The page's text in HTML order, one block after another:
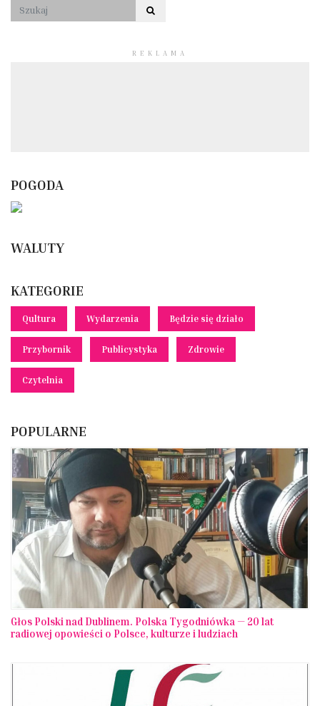
REKLAMA
POGODA
WALUTY
KATEGORIE
Qultura Wydarzenia Będzie się działo
Przybornik Publicystyka Zdrowie
Czytelnia
POPULARNE
Głos Polski nad Dublinem. Polska Tygodniówka — 20 lat
radiowej opowieści o Polsce, kulturze i ludziach